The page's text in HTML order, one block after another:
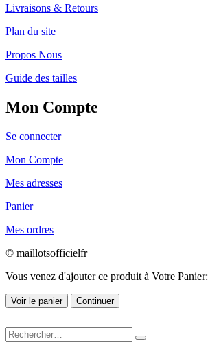
Livraisons & Retours
Plan du site
Propos Nous
Guide des tailles
Mon Compte
Se connecter
Mon Compte
Mes adresses
Panier
Mes ordres
© maillotsofficielfr
Vous venez d'ajouter ce produit à Votre Panier:
Voir le panier Continuer